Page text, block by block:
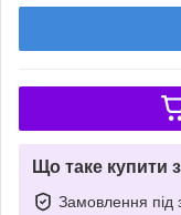
Що таке купити
Замовлення під